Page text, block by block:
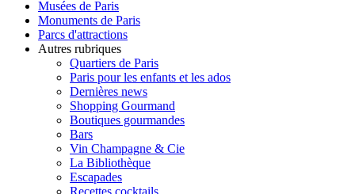
Musées de Paris
Monuments de Paris
Parcs d'attractions
Autres rubriques
Quartiers de Paris
Paris pour les enfants et les ados
Dernières news
Shopping Gourmand
Boutiques gourmandes
Bars
Vin Champagne & Cie
La Bibliothèque
Escapades
Recettes cocktails